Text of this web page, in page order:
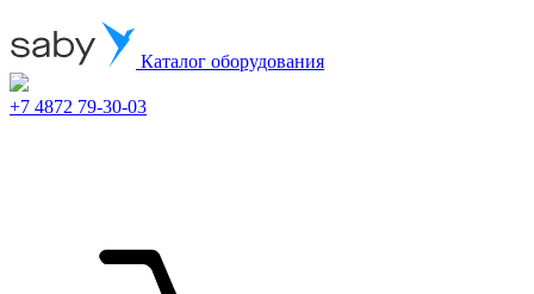
Каталог оборудования
+7 4872 79-30-03